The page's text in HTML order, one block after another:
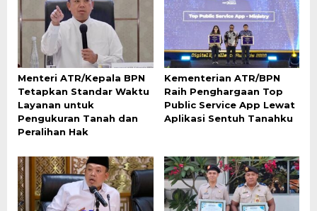
Menteri ATR/Kepala BPN
Tetapkan Standar Waktu
Layanan untuk
Pengukuran Tanah dan
Peralihan Hak
Kementerian ATR/BPN
Raih Penghargaan Top
Public Service App Lewat
Aplikasi Sentuh Tanahku